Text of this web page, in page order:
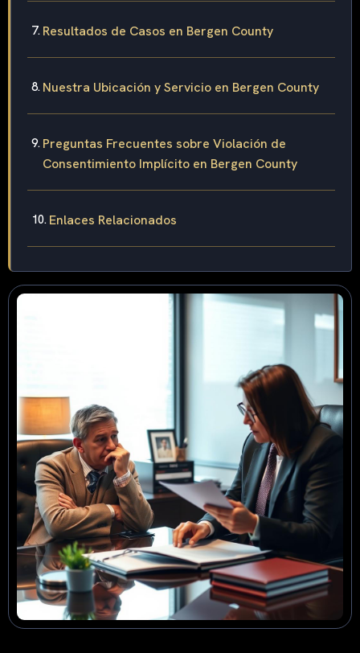
Resultados de Casos en Bergen County
Nuestra Ubicación y Servicio en Bergen County
Preguntas Frecuentes sobre Violación de
Consentimiento Implícito en Bergen County
Enlaces Relacionados